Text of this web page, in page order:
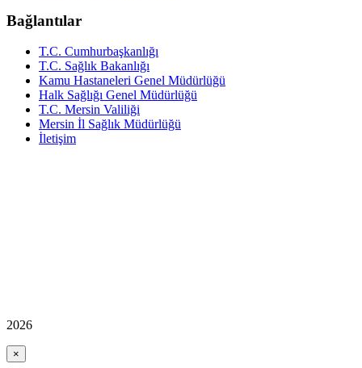
Bağlantılar
T.C. Cumhurbaşkanlığı
T.C. Sağlık Bakanlığı
Kamu Hastaneleri Genel Müdürlüğü
Halk Sağlığı Genel Müdürlüğü
T.C. Mersin Valiliği
Mersin İl Sağlık Müdürlüğü
İletişim
2026
×